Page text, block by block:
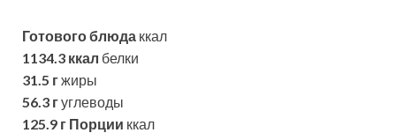
Готового блюда ккал
1134.3 ккал белки
31.5 гжиры
56.3 гуглеводы
125.9 г Порции ккал